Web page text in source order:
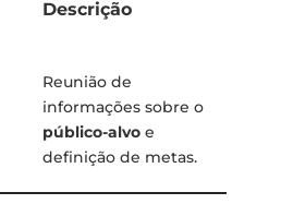
Descrição
Reunião de
informações sobre o
público-alvo e
definição de metas.